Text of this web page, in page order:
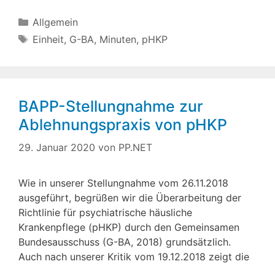
Kategorien
Allgemein
Schlagwörter
Einheit, G-BA, Minuten, pHKP
BAPP-Stellungnahme zur
Ablehnungspraxis von pHKP
29. Januar 2020 von PP.NET
Wie in unserer Stellungnahme vom 26.11.2018
ausgeführt, begrüßen wir die Überarbeitung der
Richtlinie für psychiatrische häusliche
Krankenpflege (pHKP) durch den Gemeinsamen
Bundesausschuss (G-BA, 2018) grundsätzlich.
Auch nach unserer Kritik vom 19.12.2018 zeigt die